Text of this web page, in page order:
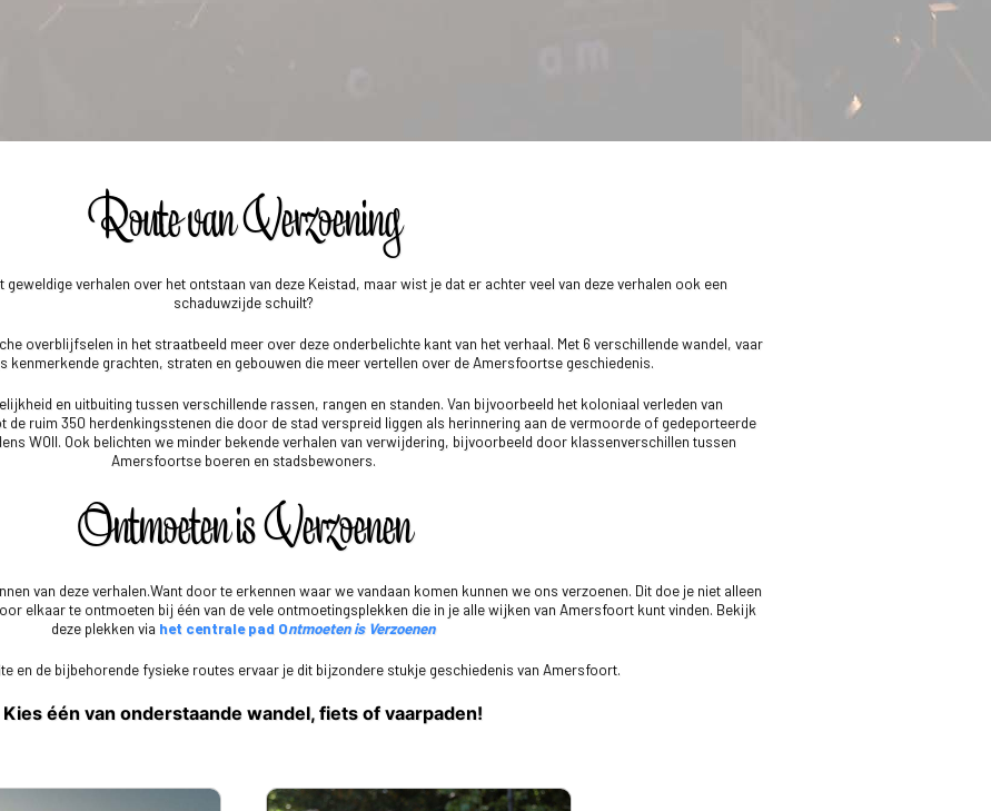
Route van Verzoening
verhalen over het ontstaan van deze Keistad, maar wist je dat er achter veel van deze verhalen ook een
schaduwzijde schuilt?
overblijfselen in het straatbeeld meer over deze onderbelichte kant van het verhaal. Met 6 verschillende wandel, vaar
kenmerkende grachten, straten en gebouwen die meer vertellen over de Amersfoortse geschiedenis.
en uitbuiting tussen verschillende rassen, rangen en standen. Van bijvoorbeeld het koloniaal verleden van
de ruim 350 herdenkingsstenen die door de stad verspreid liggen als herinnering aan de vermoorde of gedeporteerde
WOII. Ook belichten we minder bekende verhalen van verwijdering, bijvoorbeeld door klassenverschillen tussen
Amersfoortse boeren en stadsbewoners.
Ontmoeten is Verzoenen
van deze verhalen.Want door te erkennen waar we vandaan komen kunnen we ons verzoenen. Dit doe je niet alleen
elkaar te ontmoeten bij één van de vele ontmoetingsplekken die in je alle wijken van Amersfoort kunt vinden. Bekijk
deze plekken via het centrale pad Ontmoeten is Verzoenen
en de bijbehorende fysieke routes ervaar je dit bijzondere stukje geschiedenis van Amersfoort.
Kies één van onderstaande wandel, fiets of vaarpaden!